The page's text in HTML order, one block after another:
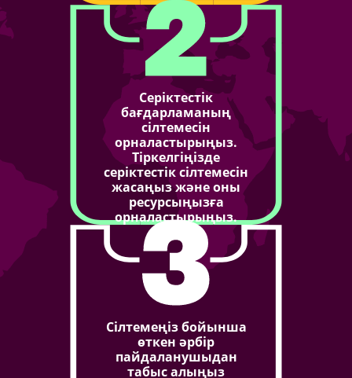
Серіктестік
бағдарламаның
сілтемесін
орналастырыңыз.
Тіркелгіңізде
серіктестік сілтемесін
жасаңыз және оны
ресурсыңызға
орналастырыңыз.
Сілтемеңіз бойынша
өткен әрбір
пайдаланушыдан
табыс алыңыз